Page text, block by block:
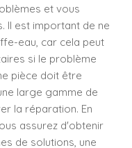
et vous
Il est important de ne
eau, car cela peut
si le problème
pièce doit être
large gamme de
la réparation. En
assurez d'obtenir
de solutions, une